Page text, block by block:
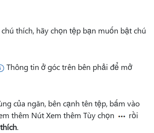
thích, hãy chọn tệp bạn muốn bật chú
Thông tin ở góc trên bên phải để mở
của ngăn, bên cạnh tên tệp, bấm vào
thêm Nút Xem thêm Tùy chọn
rồi
.